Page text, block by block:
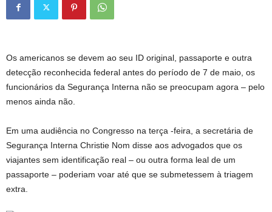
Os americanos se devem ao seu ID original, passaporte e outra
detecção reconhecida federal antes do período de 7 de maio, os
funcionários da Segurança Interna não se preocupam agora – pelo
menos ainda não.
Em uma audiência no Congresso na terça -feira, a secretária de
Segurança Interna Christie Nom disse aos advogados que os
viajantes sem identificação real – ou outra forma leal de um
passaporte – poderiam voar até que se submetessem à triagem
extra.